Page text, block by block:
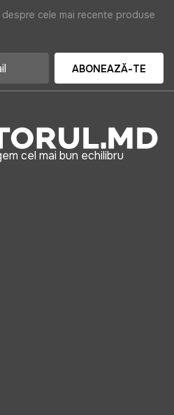
cele mai recente produse
ABONEAZĂ-TE
cel mai bun echilibru